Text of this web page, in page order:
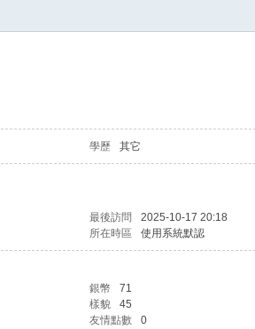
學歷 其它
最後訪問
2025-10-17 20:18
所在時區 使用系統默認
銀幣
71
樣貌
45
友情點數 0